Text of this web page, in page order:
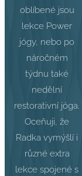
oblíbené jsou
lekce Power
jógy, nebo po
náročném
týdnu také
nedělní
restorativní jóga.
Oceňuji, že
Radka vymýšlí i
různé extra
lekce spojené s